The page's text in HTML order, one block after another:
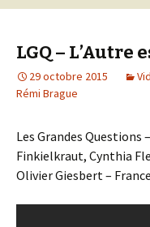
LGQ – L’Autre
29 octobre 2015
Rémi Brague
Les Grandes Questions
Finkielkraut, Cynthia
Olivier Giesbert –